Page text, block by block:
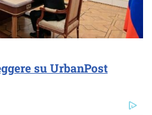
su UrbanPost